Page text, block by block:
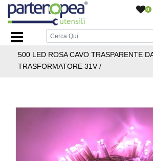
0
Home Page/ILLUMINAZIONE LED/
FESTE DISCOTECHE ED EVENTI/
500 LED ROSA CAVO TRASPARENTE
TRASFORMATORE 31V/